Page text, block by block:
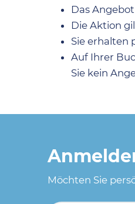
Das
Die Aktion
Sie erhalten
Auf Ihrer
Sie kein
Möchten Sie